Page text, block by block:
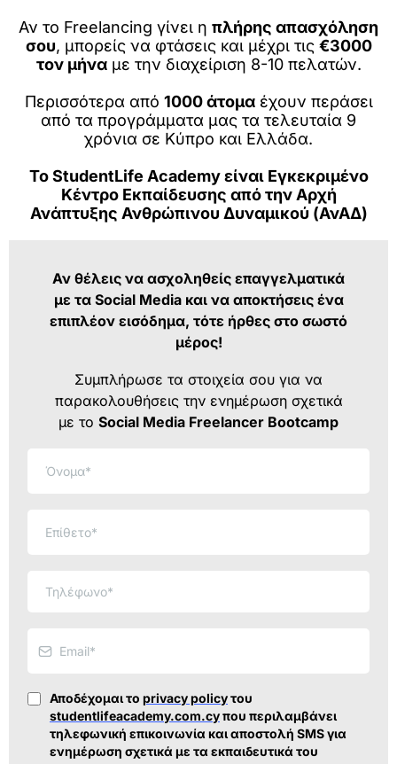
Αν το Freelancing γίνει η πλήρης απασχόληση
σου, μπορείς να φτάσεις και μέχρι τις €3000
τον μήναμε την διαχείριση 8-10 πελατών.
Περισσότερα από 1000 άτομαέχουν περάσει
από τα προγράμματα μας τα τελευταία 9
χρόνια σε Κύπρο και Ελλάδα.
Το StudentLife Academy είναι Εγκεκριμένο
Κέντρο Εκπαίδευσης από την Αρχή
Ανάπτυξης Ανθρώπινου Δυναμικού (ΑνΑΔ)
Αν θέλεις να ασχοληθείς επαγγελματικά
με τα Social Media και να αποκτήσεις ένα
επιπλέον εισόδημα, τότε ήρθες στο σωστό
μέρος!
Συμπλήρωσε τα στοιχεία σου για να
παρακολουθήσεις την ενημέρωση σχετικά
με το Social Media Freelancer Bootcamp
Αποδέχομαι το privacy policyτου
studentlifeacademy.com.cyπου περιλαμβάνει
τηλεφωνική επικοινωνία και αποστολή SMS για
ενημέρωση σχετικά με τα εκπαιδευτικά του